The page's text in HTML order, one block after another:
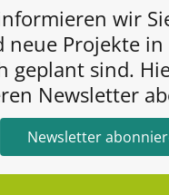
wir
neue Projekte in
geplant sind.
Newsletter
Newsletter